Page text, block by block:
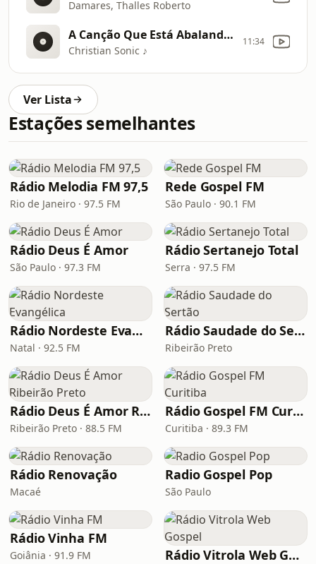
Damares, Thalles Roberto
A Canção Que Está Abalando O Brasil Em 2023Nunca Ouvi Nada Assim•Rio De Unção|Vanilda Bordieri
Christian Sonic ♪
11:34
Ver Lista
Estações semelhantes
Rádio Melodia FM 97,5
Rio de Janeiro · 97.5 FM
Rede Gospel FM
São Paulo · 90.1 FM
Rádio Deus É Amor
São Paulo · 97.3 FM
Rádio Sertanejo Total
Serra · 97.5 FM
Rádio Nordeste Evangélica
Natal · 92.5 FM
Rádio Saudade do Sertão
Ribeirão Preto
Rádio Deus É Amor Ribeirão Preto
Ribeirão Preto · 88.5 FM
Rádio Gospel FM Curitiba
Curitiba · 89.3 FM
Rádio Renovação
Macaé
Radio Gospel Pop
São Paulo
Rádio Vinha FM
Goiânia · 91.9 FM Rádio Vitrola Web Gospel